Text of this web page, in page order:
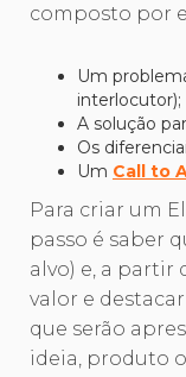
composto por
Um
interlocutor);
A solução
Os
Um Call to
Para criar um
passo é saber
alvo) e, a partir
valor e
que serão
ideia, produto